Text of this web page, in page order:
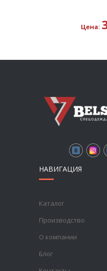
Цена:
НАВИГАЦИЯ
Каталог
Производство
О компании
Блог